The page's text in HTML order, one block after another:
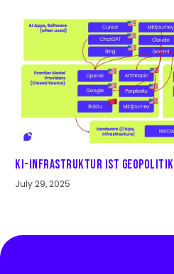
KI-Infrastruktur ist Geopolitik
July 29, 2025